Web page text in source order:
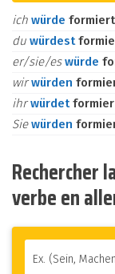
ich würde formiert
du würdest
er/sie/eswürde
wirwürden
ihrwürdet
Siewürden
Rechercher
verbe en